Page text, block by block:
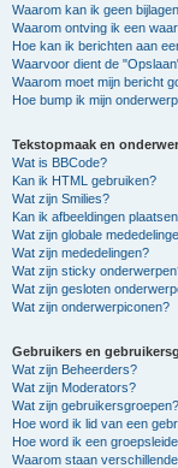
Waarom kan ik geen
Waarom ontving ik een
Hoe kan ik berichten aan
Waarvoor dient de
Waarom moet mijn bericht
Hoe bump ik mijn
Tekstopmaak en
Wat is BBCode?
Kan ik HTML gebruiken?
Wat zijn Smilies?
Kan ik afbeeldingen
Wat zijn globale
Wat zijn mededelingen?
Wat zijn sticky
Wat zijn gesloten
Wat zijn onderwerpiconen?
Gebruikers en
Wat zijn Beheerders?
Wat zijn Moderators?
Wat zijn gebruikersgroepen?
Hoe word ik lid van een
Hoe word ik een
Waarom staan